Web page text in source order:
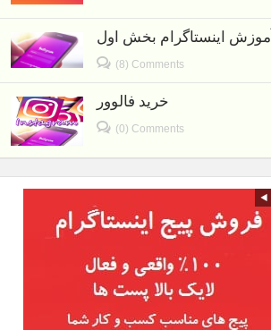
آموزش اینستاگرام بخش اول
(8) Comments
خرید فالوور
(0) Comments